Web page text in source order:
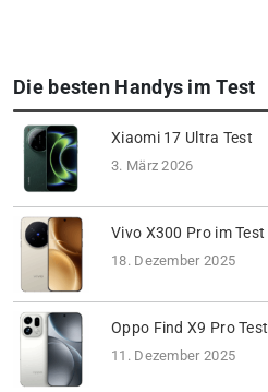
Die besten Handys im Test
Xiaomi 17 Ultra Test
3. März 2026
Vivo X300 Pro im Test
18. Dezember 2025
Oppo Find X9 Pro Test
11. Dezember 2025